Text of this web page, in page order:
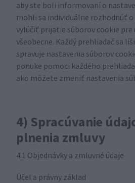
aby ste boli informovaní o
mohli sa individuálne rozhodnúť
vylúčiť prijatie súborov cookie pre
všeobecne. Každý prehliadač sa
spravuje nastavenia súborov
ponuke pomoci každého
ako môžete zmeniť nastavenia
4) Spracúvanie
plnenia zmluvy
4.1 Objednávky a zmluvné údaje
Účel a právny základ